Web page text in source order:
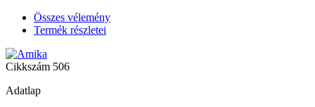
Összes vélemény
Termék részletei
Cikkszám 506
Adatlap